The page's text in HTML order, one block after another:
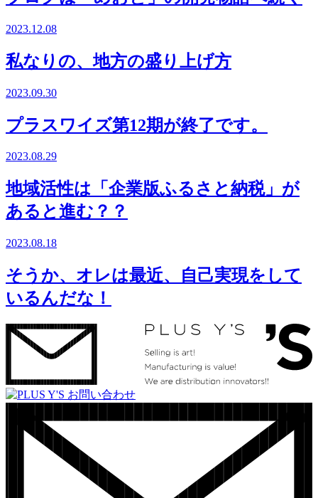
2023.12.08
私なりの、地方の盛り上げ方
2023.09.30
プラスワイズ第12期が終了です。
2023.08.29
地域活性は「企業版ふるさと納税」が
あると進む？？
2023.08.18
そうか、オレは最近、自己実現をして
いるんだな！